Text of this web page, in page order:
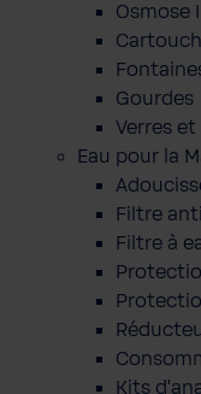
Osmose
Gourdes
Verres
Eau pour la
Filtre
Filtre à
Kits